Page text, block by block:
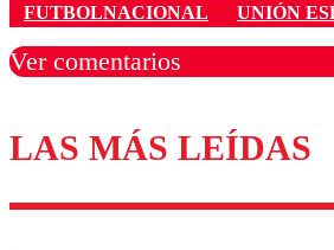
FUTBOLNACIONAL
UNIÓN
Ver comentarios
Los comentarios son moderados
diálogo respetuoso.
LAS MÁS LEÍDAS